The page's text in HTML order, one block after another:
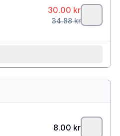
30.00 kr
34.88kr
8.00 kr